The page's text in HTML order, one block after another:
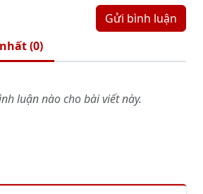
Gửi bình luận
(0)
luận nào cho bài viết này.